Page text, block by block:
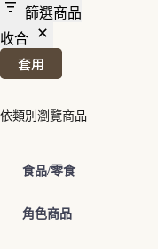
篩選商品
收合
套用
依類別瀏覽商品
食品/零食
角色商品